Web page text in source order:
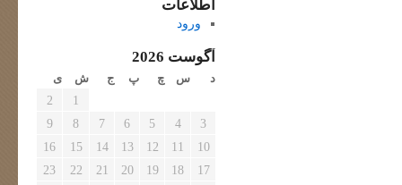
اطلاعات
ورود
آگوست 2026
د س چ پ ج ش ی
1
2
3
4
5
6
7
8
9
10
11
12
13
14
15
16
17
18
19
20
21
22
23